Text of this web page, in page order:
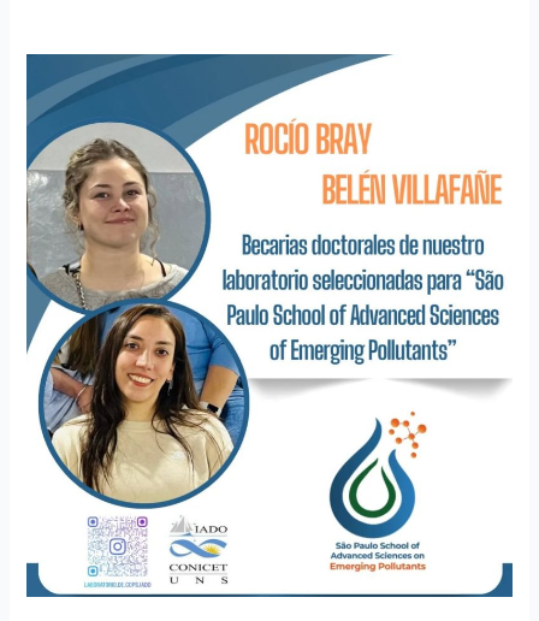
Becarias
doctorales
del
IADO
fueron
seleccionadas
para
«São
Paulo
School
of
Advanced
Sciences
of
Emerging
Pollutants»